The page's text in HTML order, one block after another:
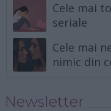
Cele mai
seriale
Cele mai
nimic din
Newsletter